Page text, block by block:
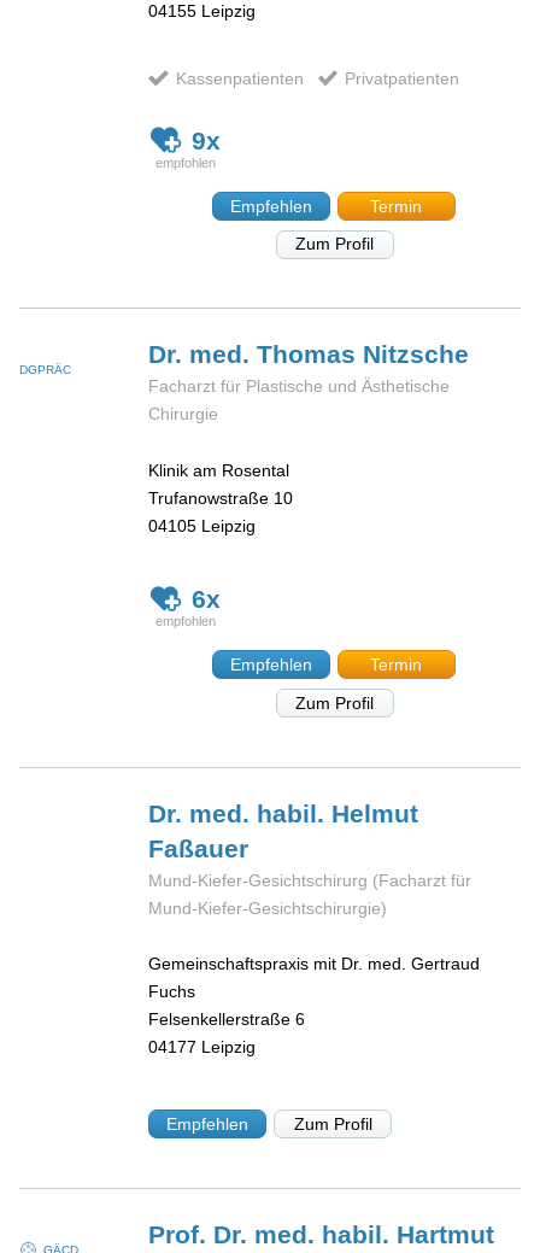
04155 Leipzig
Kassenpatienten Privatpatienten
9x
Empfehlen
Termin
Zum Profil
DGPRÄC
Dr. med. Thomas Nitzsche
Facharzt für Plastische und Ästhetische
Chirurgie
Klinik am Rosental
Trufanowstraße 10
04105 Leipzig
6x
Empfehlen
Termin
Zum Profil
Dr. med. habil. Helmut
Faßauer
Mund-Kiefer-Gesichtschirurg (Facharzt für
Mund-Kiefer-Gesichtschirurgie)
Gemeinschaftspraxis mit Dr. med. Gertraud
Fuchs
Felsenkellerstraße 6
04177 Leipzig
Empfehlen Zum Profil
GÄCD
Prof. Dr. med. habil. Hartmut